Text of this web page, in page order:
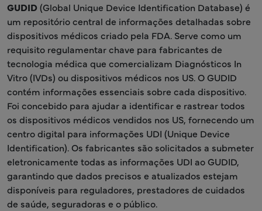
GUDID(Global Unique Device Identification Database) é
um repositório central de informações detalhadas sobre
dispositivos médicos criado pela FDA. Serve como um
requisito regulamentar chave para fabricantes de
tecnologia médica que comercializam Diagnósticos In
Vitro (IVDs) ou dispositivos médicos nos US. O GUDID
contém informações essenciais sobre cada dispositivo.
Foi concebido para ajudar a identificar e rastrear todos
os dispositivos médicos vendidos nos US, fornecendo um
centro digital para informações UDI (Unique Device
Identification). Os fabricantes são solicitados a submeter
eletronicamente todas as informações UDI ao GUDID,
garantindo que dados precisos e atualizados estejam
disponíveis para reguladores, prestadores de cuidados
de saúde, seguradoras e o público.